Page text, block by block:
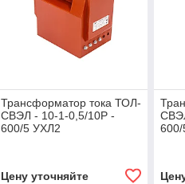
Трансформатор тока ТОЛ-
СВЭЛ - 10-1-0,5/10Р -
600/5 УХЛ2
Цену уточняйте